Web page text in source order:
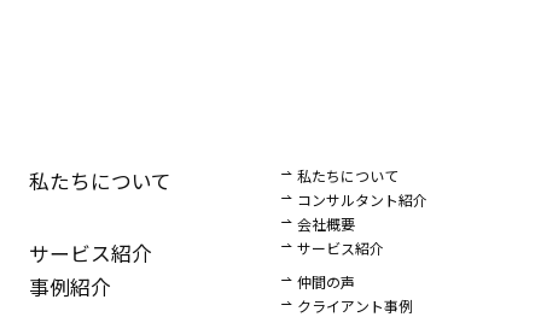
私たちについて
私たちについて
コンサルタント紹介
会社概要
サービス紹介 サービス紹介
事例紹介
仲間の声
クライアント事例